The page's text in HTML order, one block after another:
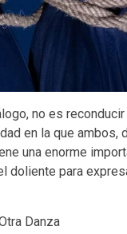
no es
en la que
una enorme
doliente para
Danza